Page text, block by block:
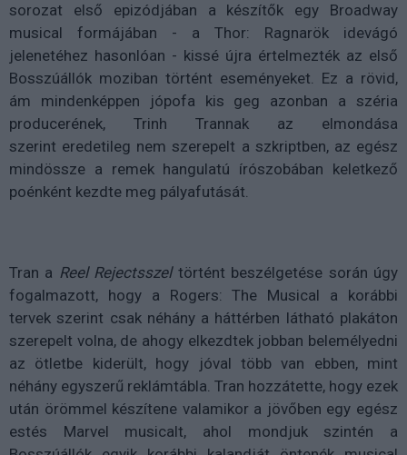
sorozat első epizódjában a készítők egy Broadway
musical formájában - a Thor: Ragnarök idevágó
jelenetéhez hasonlóan - kissé újra értelmezték az első
Bosszúállók moziban történt eseményeket. Ez a rövid,
ám mindenképpen jópofa kis geg azonban a széria
producerének, Trinh Trannak az elmondása
szerint eredetileg nem szerepelt a szkriptben, az egész
mindössze a remek hangulatú írószobában keletkező
poénként kezdte meg pályafutását.
Tran a Reel Rejectsszeltörtént beszélgetése során úgy
fogalmazott, hogy a Rogers: The Musical a korábbi
tervek szerint csak néhány a háttérben látható plakáton
szerepelt volna, de ahogy elkezdtek jobban belemélyedni
az ötletbe kiderült, hogy jóval több van ebben, mint
néhány egyszerű reklámtábla. Tran hozzátette, hogy ezek
után örömmel készítene valamikor a jövőben egy egész
estés Marvel musicalt, ahol mondjuk szintén a